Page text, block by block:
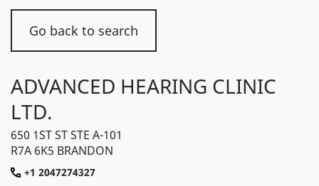
Go back to search
ADVANCED HEARING CLINIC
LTD.
650 1ST ST STE A-101
R7A 6K5 BRANDON
+1 2047274327